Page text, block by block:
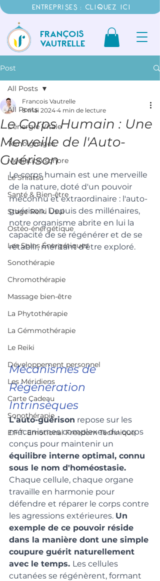
ENTREPRISES : CLIQUEZ ICI
FRANÇOIS
VAUTRELLE
Post
All Posts
L'énergie Vitale
Témoignages
Médiation sonore
Le Shiatsu
Santé & Bien-être
Stage Reiki Usui
Ostéo-énergétique
Les Soins Énergétiques
Sonothérapie
Chromothérapie
Massage bien-être
La Phytothérapie
La Gémmothérapie
Le Reiki
Développement personnel
Les Méridiens
Carte Cadeau
Sonothérapie
E.F.T. Emotional Freedom Technique
All Posts
Le Corps Humain : Une
Merveille de l'Auto-
Guérison
Francois Vautrelle
8 mai 2024 4 min de lecture
Le corps humain est une merveille
de la nature, doté d'un pouvoir
méconnu et extraordinaire : l'auto-
guérison. Depuis des millénaires,
notre organisme abrite en lui la
capacité de se régénérer et de se
rétablir, méritant d'être exploré.
Mécanismes de
Régénération
Intrinsèques
L'auto-guérison repose sur les
mécanismes complexes du corps
conçus pour maintenir un
équilibre interne optimal, connu
sous le nom d'homéostasie.
Chaque cellule, chaque organe
travaille en harmonie pour
défendre et réparer le corps contre
les agressions extérieures. Un
exemple de ce pouvoir réside
dans la manière dont une simple
coupure guérit naturellement
avec le temps. Les cellules
cutanées se régénèrent, formant